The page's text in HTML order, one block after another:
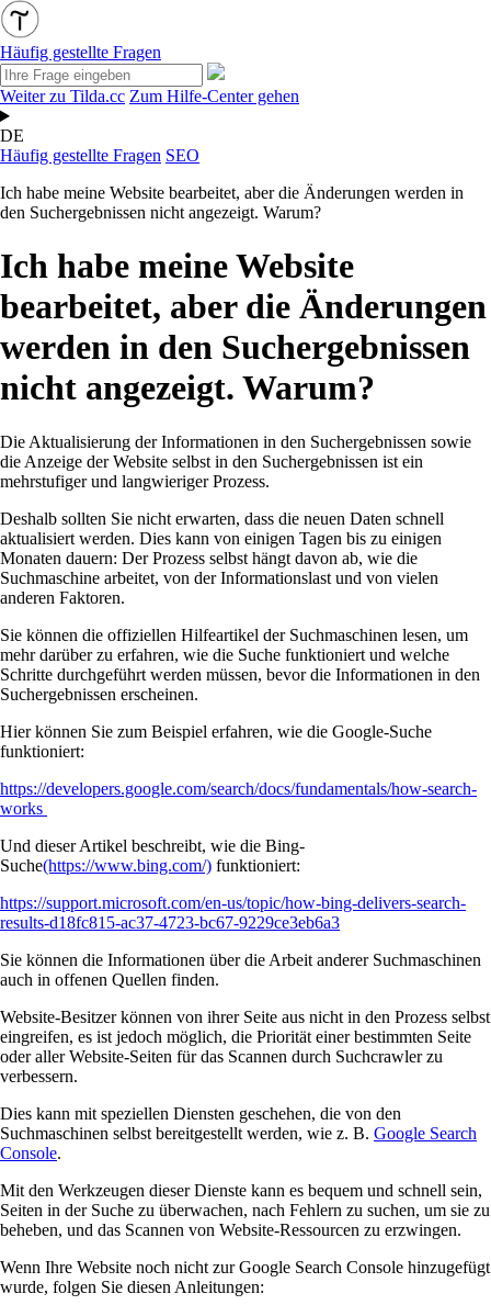
Häufig gestellte Fragen
Weiter zu Tilda.cc Zum Hilfe-Center gehen
DE
Häufig gestellte Fragen SEO
Ich habe meine Website bearbeitet, aber die Änderungen werden in
den Suchergebnissen nicht angezeigt. Warum?
Ich habe meine Website
bearbeitet, aber die Änderungen
werden in den Suchergebnissen
nicht angezeigt. Warum?
Die Aktualisierung der Informationen in den Suchergebnissen sowie
die Anzeige der Website selbst in den Suchergebnissen ist ein
mehrstufiger und langwieriger Prozess.
Deshalb sollten Sie nicht erwarten, dass die neuen Daten schnell
aktualisiert werden. Dies kann von einigen Tagen bis zu einigen
Monaten dauern: Der Prozess selbst hängt davon ab, wie die
Suchmaschine arbeitet, von der Informationslast und von vielen
anderen Faktoren.
Sie können die offiziellen Hilfeartikel der Suchmaschinen lesen, um
mehr darüber zu erfahren, wie die Suche funktioniert und welche
Schritte durchgeführt werden müssen, bevor die Informationen in den
Suchergebnissen erscheinen.
Hier können Sie zum Beispiel erfahren, wie die Google-Suche
funktioniert:
https://developers.google.com/search/docs/fundamentals/how-search-
works
Und dieser Artikel beschreibt, wie die Bing-
Suche(https://www.bing.com/) funktioniert:
https://support.microsoft.com/en-us/topic/how-bing-delivers-search-
results-d18fc815-ac37-4723-bc67-9229ce3eb6a3
Sie können die Informationen über die Arbeit anderer Suchmaschinen
auch in offenen Quellen finden.
Website-Besitzer können von ihrer Seite aus nicht in den Prozess selbst
eingreifen, es ist jedoch möglich, die Priorität einer bestimmten Seite
oder aller Website-Seiten für das Scannen durch Suchcrawler zu
verbessern.
Dies kann mit speziellen Diensten geschehen, die von den
Suchmaschinen selbst bereitgestellt werden, wie z. B. Google Search
Console.
Mit den Werkzeugen dieser Dienste kann es bequem und schnell sein,
Seiten in der Suche zu überwachen, nach Fehlern zu suchen, um sie zu
beheben, und das Scannen von Website-Ressourcen zu erzwingen.
Wenn Ihre Website noch nicht zur Google Search Console hinzugefügt
wurde, folgen Sie diesen Anleitungen: